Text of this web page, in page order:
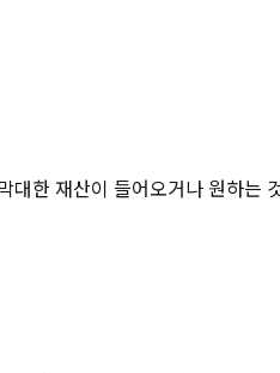
한 재산이 들어오거나 원하